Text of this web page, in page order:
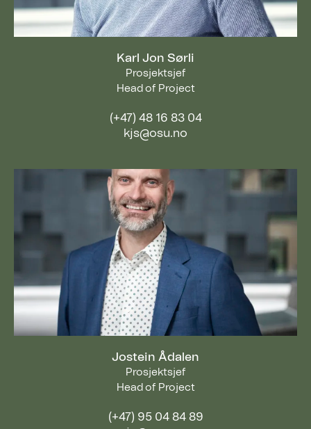
Karl Jon Sørli
Prosjektsjef
Head of Project
(+47) 48 16 83 04
kjs@osu.no
Jostein Ådalen
Prosjektsjef
Head of Project
(+47) 95 04 84 89